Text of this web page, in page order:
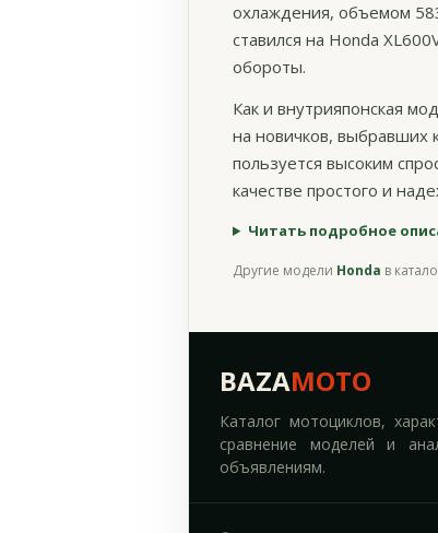
охлаждения, объемом
ставился на Honda
обороты.
Как и внутрияпонская
на новичков, выбравших
пользуется высоким
качестве простого и
Читать подробное
Другие модели Honda в
BAZAMOTO
Каталог мотоциклов,
сравнение моделей и
объявлениям.